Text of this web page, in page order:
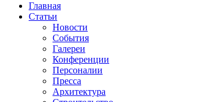
Главная
Статьи
Новости
События
Галереи
Конференции
Персоналии
Пресса
Архитектура